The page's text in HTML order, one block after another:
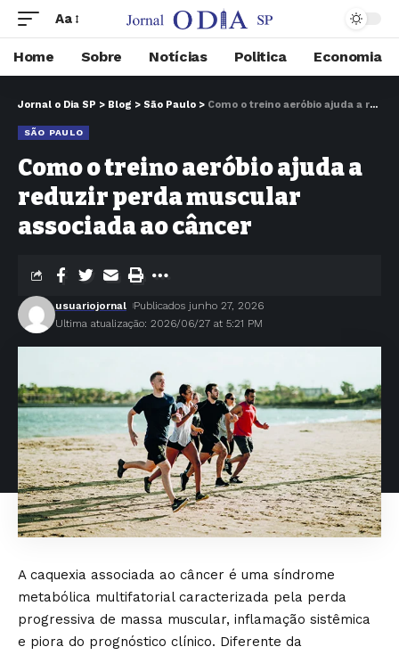
Aa
Home Sobre Notícias Politica Economia
Jornal o Dia SP > Blog > São Paulo > Como o treino aeróbio ajuda a reduzir perda muscular associada ao câncer
SÃO PAULO
Como o treino aeróbio ajuda a
reduzir perda muscular
associada ao câncer
Ultima atualização: 2026/06/27 at 5:21 PM
usuariojornal Publicados junho 27, 2026
A caquexia associada ao câncer é uma síndrome
metabólica multifatorial caracterizada pela perda
progressiva de massa muscular, inflamação sistêmica
e piora do prognóstico clínico. Diferente da